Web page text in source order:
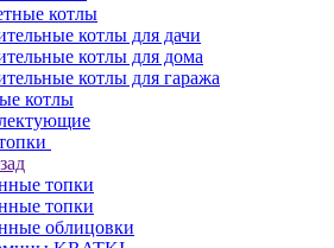
котлы
котлы для дачи
котлы для дома
котлы для гаража
котлы
топки
топки
облицовки